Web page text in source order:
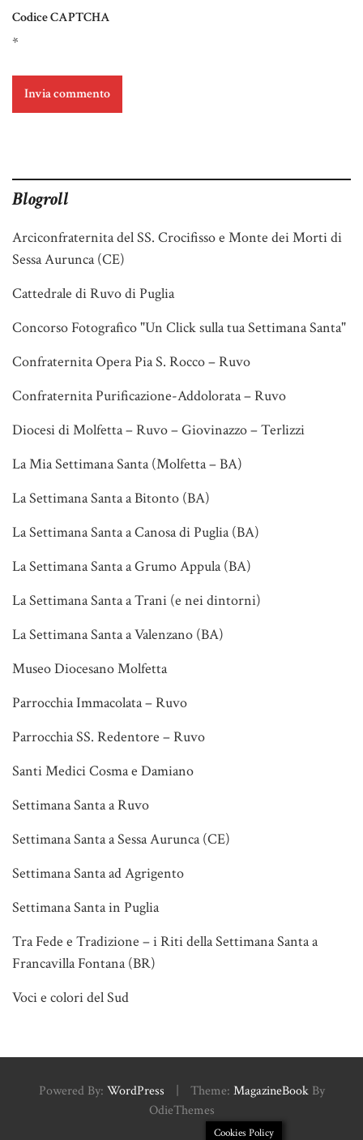
Codice CAPTCHA
*
Blogroll
Arciconfraternita del SS. Crocifisso e Monte dei Morti di
Sessa Aurunca (CE)
Cattedrale di Ruvo di Puglia
Concorso Fotografico "Un Click sulla tua Settimana Santa"
Confraternita Opera Pia S. Rocco – Ruvo
Confraternita Purificazione-Addolorata – Ruvo
Diocesi di Molfetta – Ruvo – Giovinazzo – Terlizzi
La Mia Settimana Santa (Molfetta – BA)
La Settimana Santa a Bitonto (BA)
La Settimana Santa a Canosa di Puglia (BA)
La Settimana Santa a Grumo Appula (BA)
La Settimana Santa a Trani (e nei dintorni)
La Settimana Santa a Valenzano (BA)
Museo Diocesano Molfetta
Parrocchia Immacolata – Ruvo
Parrocchia SS. Redentore – Ruvo
Santi Medici Cosma e Damiano
Settimana Santa a Ruvo
Settimana Santa a Sessa Aurunca (CE)
Settimana Santa ad Agrigento
Settimana Santa in Puglia
Tra Fede e Tradizione – i Riti della Settimana Santa a
Francavilla Fontana (BR)
Voci e colori del Sud
Powered By: WordPress Theme: MagazineBookBy
OdieThemes
Cookies Policy